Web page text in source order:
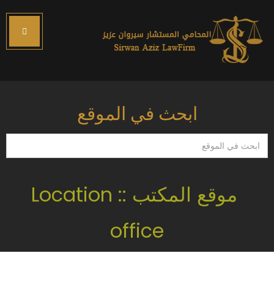
ابحث في الموقع
ابحث
في
موقع المكتب :: Location
office